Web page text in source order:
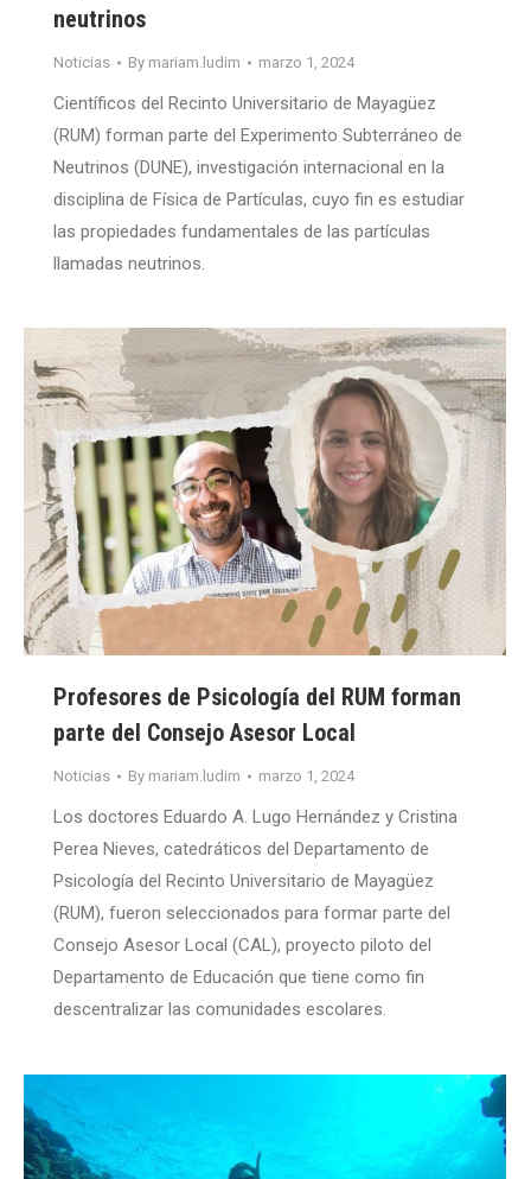
neutrinos
Noticias By mariam.ludim marzo 1, 2024
Científicos del Recinto Universitario de Mayagüez
(RUM) forman parte del Experimento Subterráneo de
Neutrinos (DUNE), investigación internacional en la
disciplina de Física de Partículas, cuyo fin es estudiar
las propiedades fundamentales de las partículas
llamadas neutrinos.
Profesores de Psicología del RUM forman
parte del Consejo Asesor Local
Noticias By mariam.ludim marzo 1, 2024
Los doctores Eduardo A. Lugo Hernández y Cristina
Perea Nieves, catedráticos del Departamento de
Psicología del Recinto Universitario de Mayagüez
(RUM), fueron seleccionados para formar parte del
Consejo Asesor Local (CAL), proyecto piloto del
Departamento de Educación que tiene como fin
descentralizar las comunidades escolares.